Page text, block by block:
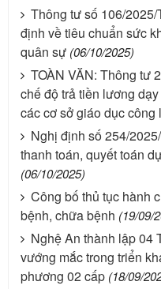
Thông tư số 106/
định về tiêu chuẩn sức
quân sự (06/10/2025)
TOÀN VĂN: Thông tư
chế độ trả tiền lương
các cơ sở giáo dục công
Nghị định số 254/
thanh toán, quyết toán
(06/10/2025)
Công bố thủ tục hành
bệnh, chữa bệnh (19/09/
Nghệ An thành lập 04
vướng mắc trong triển
phương 02 cấp (18/09/